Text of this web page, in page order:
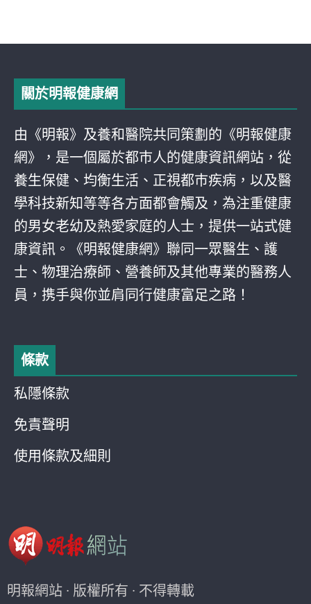
關於明報健康網
由《明報》及養和醫院共同策劃的《明報健康
網》，是一個屬於都巿人的健康資訊網站，從
養生保健、均衡生活、正視都巿疾病，以及醫
學科技新知等等各方面都會觸及，為注重健康
的男女老幼及熱愛家庭的人士，提供一站式健
康資訊。《明報健康網》聯同一眾醫生、護
士、物理治療師、營養師及其他專業的醫務人
員，携手與你並肩同行健康富足之路！
條款
私隱條款
免責聲明
使用條款及細則
明報網站 · 版權所有 · 不得轉載